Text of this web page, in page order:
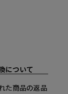
について
た商品の返品